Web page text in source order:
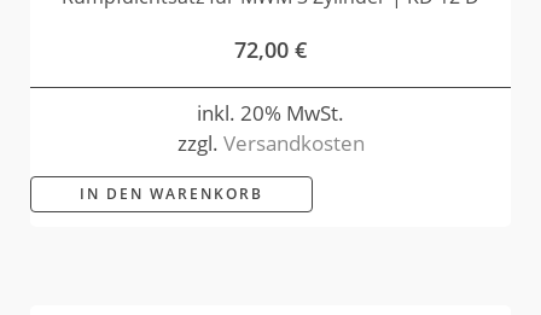
72,00 €
inkl. 20% MwSt.
zzgl. Versandkosten
IN DEN WARENKORB